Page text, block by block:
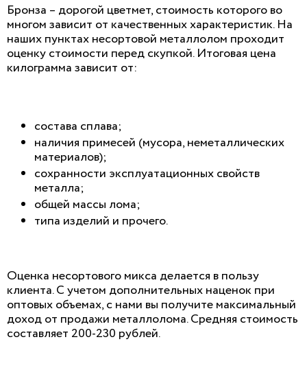
Бронза – дорогой цветмет, стоимость которого во
многом зависит от качественных характеристик. На
наших пунктах несортовой металлолом проходит
оценку стоимости перед скупкой. Итоговая цена
килограмма зависит от:
состава сплава;
наличия примесей (мусора, неметаллических
материалов);
сохранности эксплуатационных свойств
металла;
общей массы лома;
типа изделий и прочего.
Оценка несортового микса делается в пользу
клиента. С учетом дополнительных наценок при
оптовых объемах, с нами вы получите максимальный
доход от продажи металлолома. Средняя стоимость
составляет 200-230 рублей.